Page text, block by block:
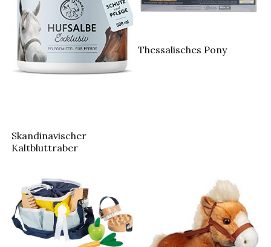
Skandinavischer
Kaltbluttraber
Thessalisches Pony